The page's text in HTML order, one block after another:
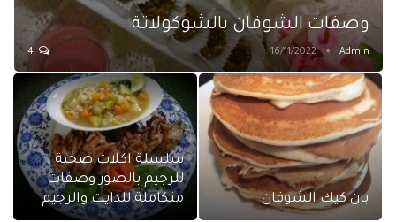
وصفات الشوفان بالشوكولاتة
Admin
16/11/2022
بان كيك الشوفان
سلسلة اكلات صحية
للرجيم بالصور وصفات
متكاملة للدايت والرجيم